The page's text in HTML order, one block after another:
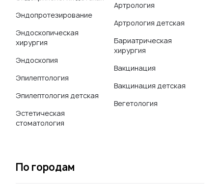
Эндопротезирование
Эндоскопическая
хирургия
Эндоскопия
Эпилептология
Эпилептология детская
Эстетическая
стоматология
Артрология
Артрология детская
Бариатрическая
хирургия
Вакцинация
Вакцинация детская
Вегетология
По городам